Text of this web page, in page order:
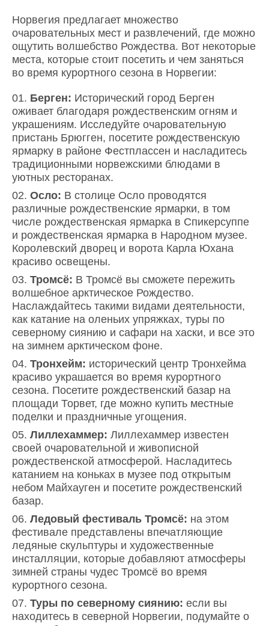
Норвегия предлагает множество
очаровательных мест и развлечений, где можно
ощутить волшебство Рождества. Вот некоторые
места, которые стоит посетить и чем заняться
во время курортного сезона в Норвегии:
Берген: Исторический город Берген
оживает благодаря рождественским огням и
украшениям. Исследуйте очаровательную
пристань Брюгген, посетите рождественскую
ярмарку в районе Фестплассен и насладитесь
традиционными норвежскими блюдами в
уютных ресторанах.
Осло: В столице Осло проводятся
различные рождественские ярмарки, в том
числе рождественская ярмарка в Спикерсуппе
и рождественская ярмарка в Народном музее.
Королевский дворец и ворота Карла Юхана
красиво освещены.
Тромсё: В Тромсё вы сможете пережить
волшебное арктическое Рождество.
Наслаждайтесь такими видами деятельности,
как катание на оленьих упряжках, туры по
северному сиянию и сафари на хаски, и все это
на зимнем арктическом фоне.
Тронхейм: исторический центр Тронхейма
красиво украшается во время курортного
сезона. Посетите рождественский базар на
площади Торвет, где можно купить местные
поделки и праздничные угощения.
Лиллехаммер: Лиллехаммер известен
своей очаровательной и живописной
рождественской атмосферой. Насладитесь
катанием на коньках в музее под открытым
небом Майхауген и посетите рождественский
базар.
Ледовый фестиваль Тромсё: на этом
фестивале представлены впечатляющие
ледяные скульптуры и художественные
инсталляции, которые добавляют атмосферы
зимней страны чудес Тромсё во время
курортного сезона.
Туры по северному сиянию: если вы
находитесь в северной Норвегии, подумайте о